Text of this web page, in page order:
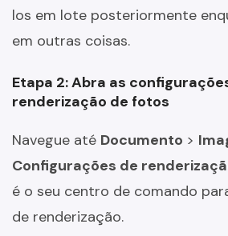
los em lote posteriormente
em outras coisas.
Etapa 2: Abra as
renderização de fotos
Navegue até Documento >
Configurações de
é o seu centro de comando
de renderização.